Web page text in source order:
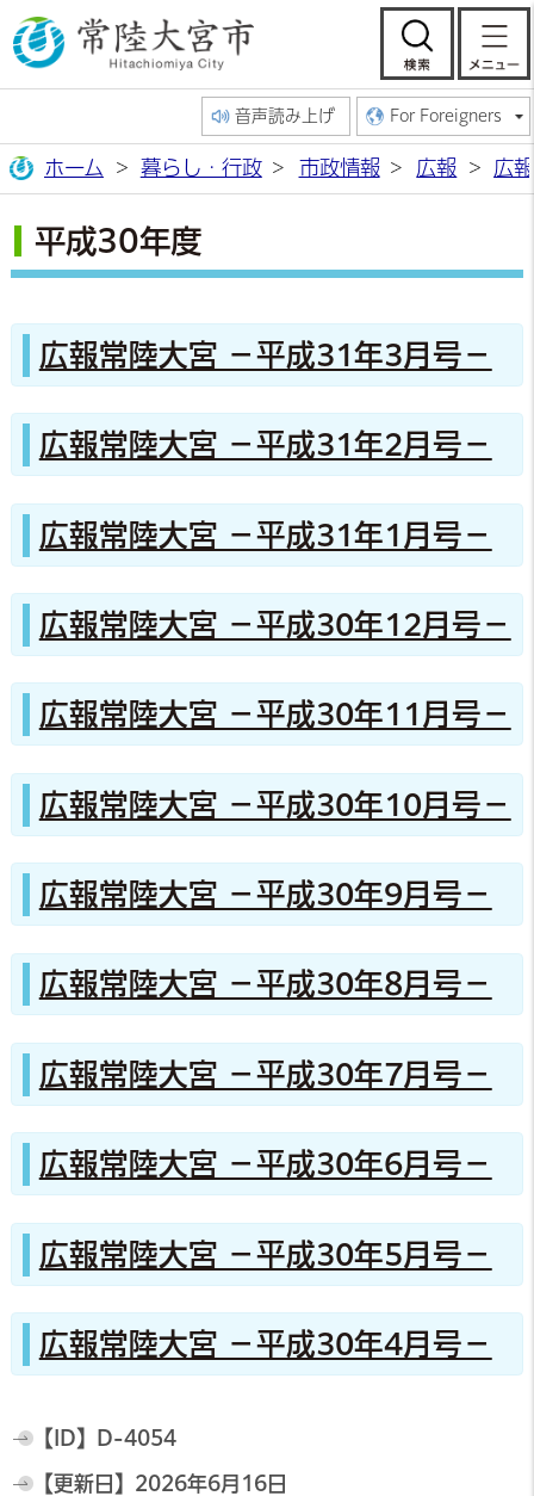
常陸大宮市公
検
音声読み上げ For Foreigners
ホーム 暮らし・行政 市政情報 広報 広
平成30年度
広報常陸大宮 －平成31年3月号－
広報常陸大宮 －平成31年2月号－
広報常陸大宮 －平成31年1月号－
広報常陸大宮 －平成30年12月号－
広報常陸大宮 －平成30年11月号－
広報常陸大宮 －平成30年10月号－
広報常陸大宮 －平成30年9月号－
広報常陸大宮 －平成30年8月号－
広報常陸大宮 －平成30年7月号－
広報常陸大宮 －平成30年6月号－
広報常陸大宮 －平成30年5月号－
広報常陸大宮 －平成30年4月号－
【ID】 D-4054
【更新日】 2026年6月16日